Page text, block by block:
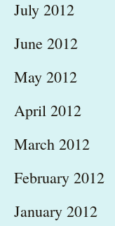
July 2012
June 2012
May 2012
April 2012
March 2012
February 2012
January 2012